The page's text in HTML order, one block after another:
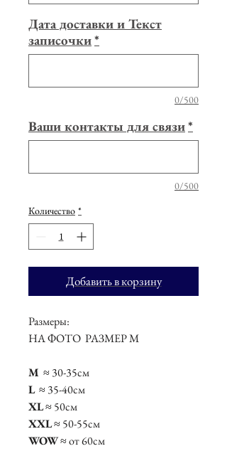
Дата доставки и Текст
записочки*
0/500
Ваши контакты для связи*
0/500
Количество *
Добавить в корзину
Размеры:
НА ФОТО РАЗМЕР М
М ≈ 30-35см
L≈ 35-40см
XL≈ 50см
XXL≈ 50-55см
WOW≈ от 60см